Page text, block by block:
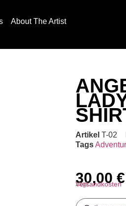
About The Artist
Artikel T-02
Tags
30,00 €
zzgl.
Versandkosten